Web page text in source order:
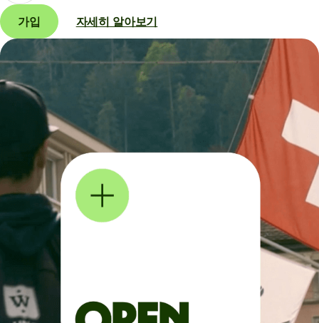
가입 자세히 알아보기